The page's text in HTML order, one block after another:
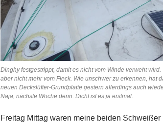
Dinghy festgestrippt, damit es nicht vom Winde verweht wird.
aber nicht mehr vom Fleck. Wie unschwer zu erkennen, hat
neuen Deckslüfter-Grundplatte gestern allerdings auch
Naja, nächste Woche denn. Dicht ist es ja erstmal.
Freitag Mittag waren meine beiden Schweißer